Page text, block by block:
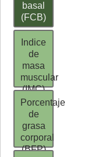
basal
(FCB)
Indice
de
masa
muscular
(IMC)
Porcentaje
de
grasa
corporal
(BFP)